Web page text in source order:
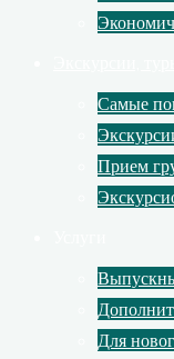
Самые
Прием
Для